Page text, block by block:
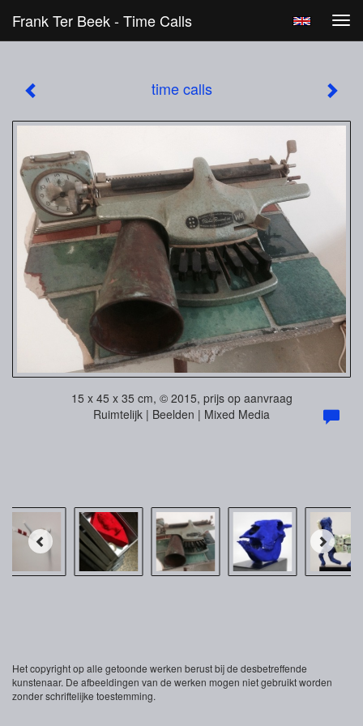
Frank Ter Beek - Time Calls
time calls
15 x 45 x 35 cm, © 2015, prijs op aanvraag
Ruimtelijk | Beelden | Mixed Media
Het copyright op alle getoonde werken berust bij de desbetreffende
kunstenaar. De afbeeldingen van de werken mogen niet gebruikt worden
zonder schriftelijke toestemming.